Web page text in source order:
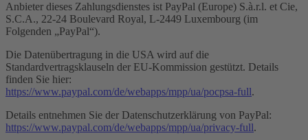
Anbieter dieses Zahlungsdienstes ist PayPal (Europe) S.à.r.l. et Cie,
S.C.A., 22-24 Boulevard Royal, L-2449 Luxembourg (im
Folgenden „PayPal“).
Die Datenübertragung in die USA wird auf die
Standardvertragsklauseln der EU-Kommission gestützt. Details
finden Sie hier:
https://www.paypal.com/de/webapps/mpp/ua/pocpsa-full.
Details entnehmen Sie der Datenschutzerklärung von PayPal:
https://www.paypal.com/de/webapps/mpp/ua/privacy-full.